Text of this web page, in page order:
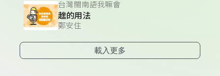
台灣閩南語我嘛會
趖的用法
鄭安住
載入更多